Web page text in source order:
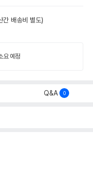
간 배송비 별도)
요 예정
Q&A 0